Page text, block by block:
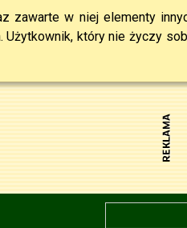
zawarte w niej elementy
który nie życzy